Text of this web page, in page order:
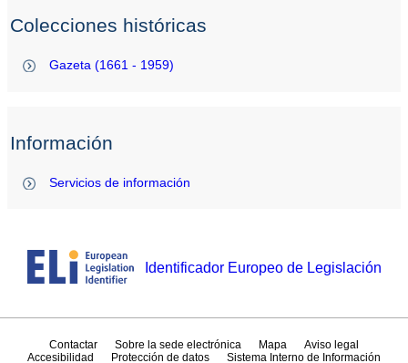
Colecciones históricas
Gazeta (1661 - 1959)
Información
Servicios de información
Identificador Europeo de Legislación
Contactar Sobre la sede electrónica Mapa
Aviso legal
Accesibilidad
Protección de datos Sistema Interno de Información